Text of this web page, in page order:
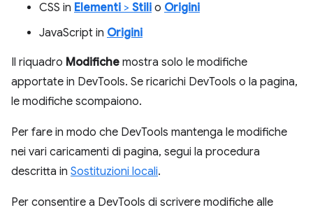
CSS in Elementi > Stili o Origini
JavaScript in Origini
Il riquadro Modifiche mostra solo le modifiche
apportate in DevTools. Se ricarichi DevTools o la pagina,
le modifiche scompaiono.
Per fare in modo che DevTools mantenga le modifiche
nei vari caricamenti di pagina, segui la procedura
descritta in Sostituzioni locali.
Per consentire a DevTools di scrivere modifiche alle